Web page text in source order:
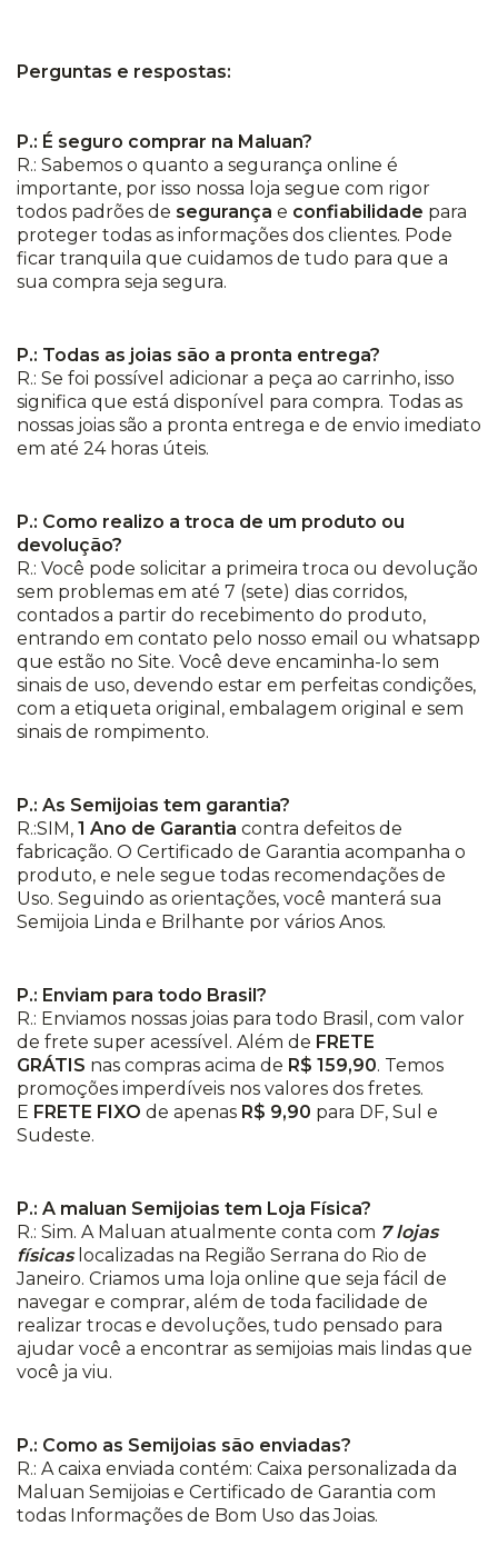
Perguntas e respostas:
P.: É seguro comprar na Maluan?
R.: Sabemos o quanto a segurança online é
importante, por isso nossa loja segue com rigor
todos padrões de segurança e confiabilidade para
proteger todas as informações dos clientes. Pode
ficar tranquila que cuidamos de tudo para que a
sua compra seja segura.
P.: Todas as joias são a pronta entrega?
R.: Se foi possível adicionar a peça ao carrinho, isso
significa que está disponível para compra. Todas as
nossas joias são a pronta entrega e de envio imediato
em até 24 horas úteis.
P.: Como realizo a troca de um produto ou
devolução?
R.: Você pode solicitar a primeira troca ou devolução
sem problemas em até 7 (sete) dias corridos,
contados a partir do recebimento do produto,
entrando em contato pelo nosso email ou whatsapp
que estão no Site. Você deve encaminha-lo sem
sinais de uso, devendo estar em perfeitas condições,
com a etiqueta original, embalagem original e sem
sinais de rompimento.
P.: As Semijoias tem garantia?
R.:SIM, 1 Ano de Garantia contra defeitos de
fabricação. O Certificado de Garantia acompanha o
produto, e nele segue todas recomendações de
Uso. Seguindo as orientações, você manterá sua
Semijoia Linda e Brilhante por vários Anos.
P.: Enviam para todo Brasil?
R.: Enviamos nossas joias para todo Brasil, com valor
de frete super acessível. Além de FRETE
GRÁTIS nas compras acima de R$ 159,90. Temos
promoções imperdíveis nos valores dos fretes.
E FRETE FIXO de apenas R$ 9,90 para DF, Sul e
Sudeste.
P.: A maluan Semijoias tem Loja Física?
R.: Sim. A Maluan atualmente conta com 7 lojas
físicaslocalizadas na Região Serrana do Rio de
Janeiro. Criamos uma loja online que seja fácil de
navegar e comprar, além de toda facilidade de
realizar trocas e devoluções, tudo pensado para
ajudar você a encontrar as semijoias mais lindas que
você ja viu.
P.: Como as Semijoias são enviadas?
R.: A caixa enviada contém: Caixa personalizada da
Maluan Semijoias e Certificado de Garantia com
todas Informações de Bom Uso das Joias.